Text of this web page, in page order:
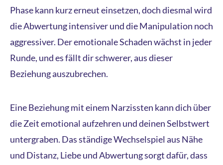
Phase kann kurz erneut einsetzen, doch diesmal wird
die Abwertung intensiver und die Manipulation noch
aggressiver. Der emotionale Schaden wächst in jeder
Runde, und es fällt dir schwerer, aus dieser
Beziehung auszubrechen.
Eine Beziehung mit einem Narzissten kann dich über
die Zeit emotional aufzehren und deinen Selbstwert
untergraben. Das ständige Wechselspiel aus Nähe
und Distanz, Liebe und Abwertung sorgt dafür, dass